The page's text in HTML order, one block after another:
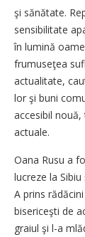
şi sănătate.
sensibilitate
în lumină
frumuseţea
actualitate,
lor şi buni
accesibil
actuale.
Oana Rusu a
lucreze la
A prins
bisericeşti de
graiul şi l-a